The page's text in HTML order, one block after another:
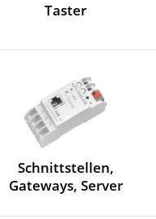
Taster
Schnittstellen,
Gateways, Server